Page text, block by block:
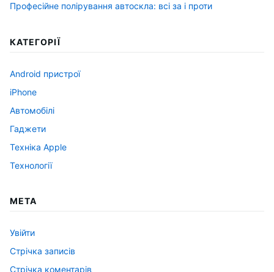
Професійне полірування автоскла: всі за і проти
КАТЕГОРІЇ
Android пристрої
iPhone
Автомобілі
Гаджети
Техніка Apple
Технології
МЕТА
Увійти
Стрічка записів
Стрічка коментарів